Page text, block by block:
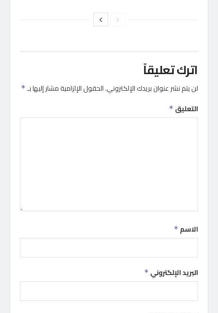
اترك تعليقاً
لن يتم نشر عنوان بريدك الإلكتروني.الحقول الإلزامية مشار إليها بـ *
التعليق *
الاسم *
البريد الإلكتروني *